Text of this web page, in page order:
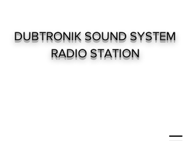
DUBTRONIK SOUND SYSTEM
RADIO STATION